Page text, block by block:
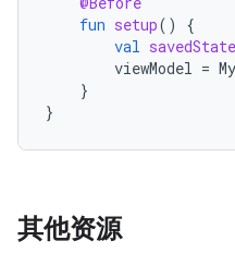
fun setup()
{
val savedState
viewModel =
}
}
其他资源